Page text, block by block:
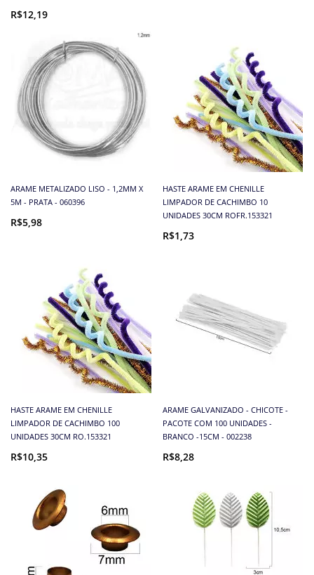
R$12,19
ARAME METALIZADO LISO - 1,2MM X
5M - PRATA - 060396
R$5,98
HASTE ARAME EM CHENILLE
LIMPADOR DE CACHIMBO 10
UNIDADES 30CM ROFR.153321
R$1,73
HASTE ARAME EM CHENILLE
LIMPADOR DE CACHIMBO 100
UNIDADES 30CM RO.153321
R$10,35
ARAME GALVANIZADO - CHICOTE -
PACOTE COM 100 UNIDADES -
BRANCO -15CM - 002238
R$8,28